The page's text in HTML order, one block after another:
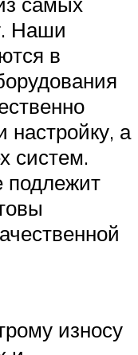
Наши
в
настройку, а
систем.
подлежит
износу